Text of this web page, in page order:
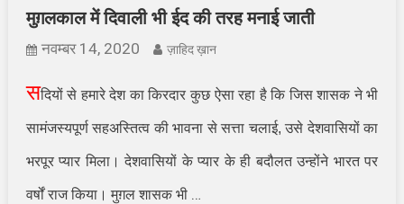
मुग़लकाल में दिवाली भी ईद की तरह मनाई जाती
नवम्बर 14, 2020 ज़ाहिद ख़ान
सदियों से हमारे देश का किरदार कुछ ऐसा रहा है कि जिस शासक ने भी
सामंजस्यपूर्ण सहअस्तित्व की भावना से सत्ता चलाई,उसे देशवासियों का
भरपूर प्यार मिला। देशवासियों के प्यार के ही बदौलत उन्होंने भारत पर
वर्षों राज किया। मुग़ल शासक भी …